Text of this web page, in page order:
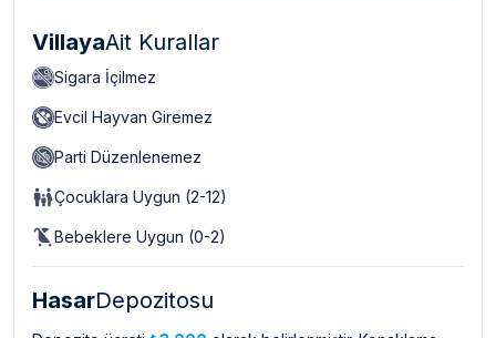
VillayaAit Kurallar
Sigara İçilmez
Evcil Hayvan Giremez
Parti Düzenlenemez
Çocuklara Uygun (2-12)
Bebeklere Uygun (0-2)
HasarDepozitosu